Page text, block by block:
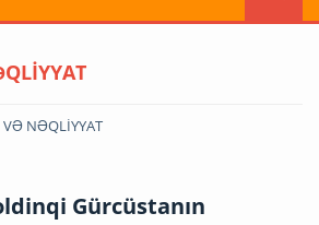
VƏ NƏQLİYYAT
Gürcüstanın